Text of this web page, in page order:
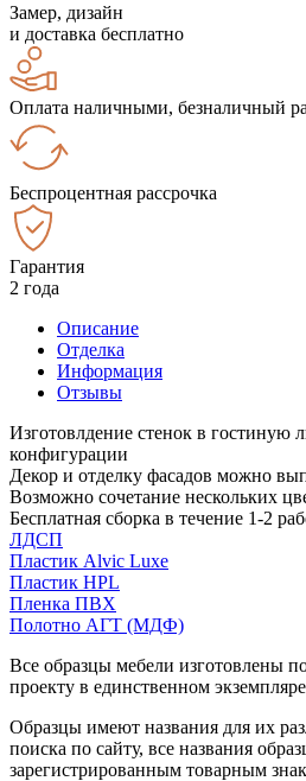
Замер, дизайн
и доставка бесплатно
Оплата наличными, безналичный
Беспроцентная рассрочка
Гарантия
2 года
Описание
Отделка
Информация
Отзывы
Изготовлдение стенок в гостиную
конфигурации
Декор и отделку фасадов можно
Возможно сочетание нескольких
Бесплатная сборка в течение 1-2
ЛДСП
Пластик Alvic Luxe
Пластик HPL
Пленка ПВХ
Полотно АГТ (МДФ)
Все образцы мебели изготовлены
проекту в единственном
Образцы имеют названия для их
поиска по сайту, все названия
зарегистрированным товарным